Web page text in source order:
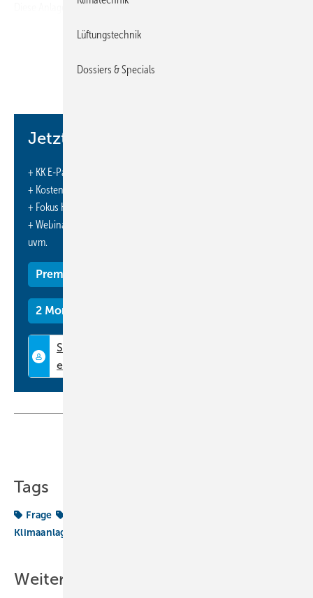
Diese Anlagen unterliegen zurzeit keiner Pflicht zur regelmäßigen
spezifischen Inverkehrbringensverbote für fluorierte Treibhausgase
Die Zertifizierung nach DVO 2015/
Diese ist nur für Arbeiten an ortsfesten Anlagen und für
Kühllastkraftfahrzeuge sowie Kühlanhänger Voraussetzung. Lediglich
für die Rückgewinnung des Kältemittels benötigen Personen eine
Jetzt weiterlesen und profitieren.
+ KK E-Paper-Ausgabe – jeden Monat neu
+ Kostenfreien Zugang zu unserem Online-Archiv
+ Fokus KK: Sonderhefte (PDF)
+ Webinare und Veranstaltungen mit Rabatten
uvm.
Premium Mitgliedschaft
2 Monate kostenlos testen
Tags
Frage
Klimaanlagen
Weitere Inhalte
Lüftungstechnik
Dossiers & Specials